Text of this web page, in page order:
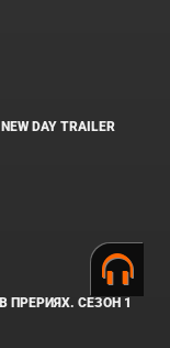
DAY TRAILER
ПРЕРИЯХ. СЕЗОН 1